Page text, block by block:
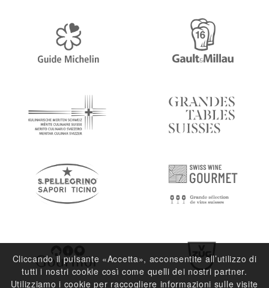
Cliccando il pulsante «Accetta», acconsentite all’utilizzo di
tutti i nostri cookie così come quelli dei nostri partner.
Utilizziamo i cookie per raccogliere informazioni sulle visite